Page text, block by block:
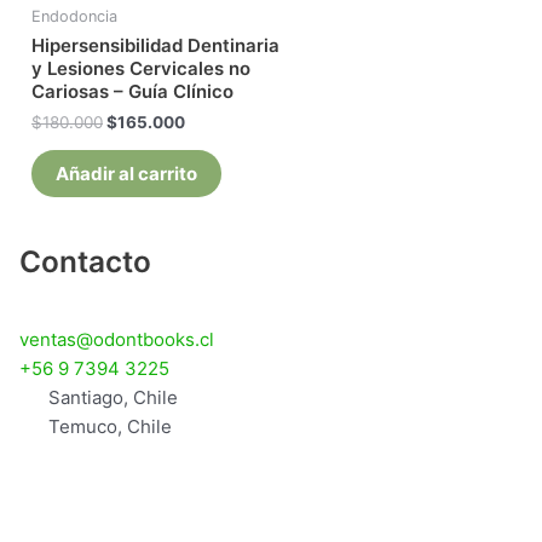
Endodoncia
Hipersensibilidad Dentinaria
y Lesiones Cervicales no
Cariosas – Guía Clínico
$180.000$165.000
Añadir al carrito
Contacto
ventas@odontbooks.cl
+56 9 7394 3225
Santiago, Chile
Temuco, Chile